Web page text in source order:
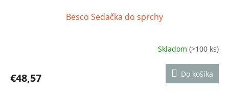
Besco Sedačka do sprchy
je
Skladom(>100 ks)
€48,57 Do košíka